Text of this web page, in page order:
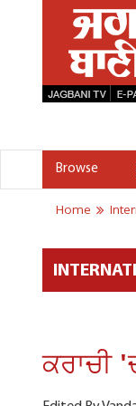
Browse
Home
ਕਰਾਚੀ